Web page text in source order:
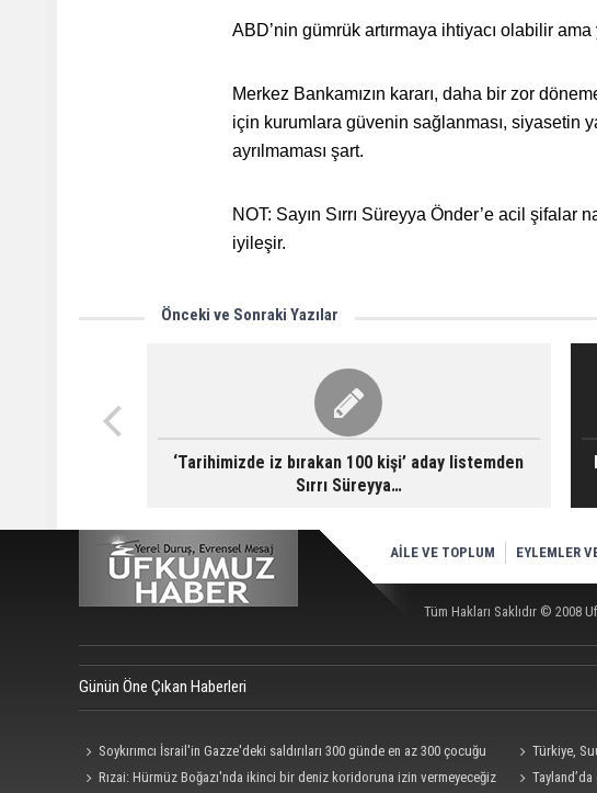
ABD’nin gümrük artırmaya ihtiyacı olabilir
Merkez Bankamızın kararı, daha bir zor
için kurumlara güvenin sağlanması, siyasetin
ayrılmaması şart.
NOT: Sayın Sırrı Süreyya Önder’e acil
iyileşir.
Önceki ve Sonraki Yazılar
‘Tarihimizde iz bırakan 100 kişi’ aday listemden
Sırrı Süreyya…
AİLE VE TOPLUM EYLEMLER
Tüm Hakları Saklıdır © 2008
Günün Öne Çıkan Haberleri
Soykırımcı İsrail'in Gazze'deki saldırıları 300 günde en az 300 çocuğu
şehit etti
Türkiye,
imzalayacak
Rızai: Hürmüz Boğazı'nda ikinci bir deniz koridoruna izin vermeyeceğiz